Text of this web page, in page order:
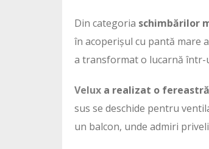
Din categoria schimbărilor
în acoperișul cu pantă mare
a transformat o lucarnă într-
Velux a realizat o
sus se deschide pentru
un balcon, unde admiri